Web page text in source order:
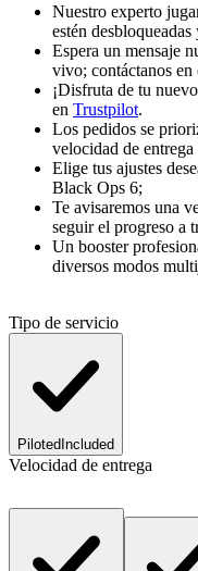
Nuestro experto
estén
Espera un mensaje
vivo; contáctanos en
¡Disfruta de tu
en Trustpilot.
Los pedidos se
velocidad de entrega
Elige tus ajustes
Black Ops 6;
Te avisaremos una
seguir el progreso a
Un booster
diversos modos
Tipo de servicio
Piloted Included
Velocidad de entrega